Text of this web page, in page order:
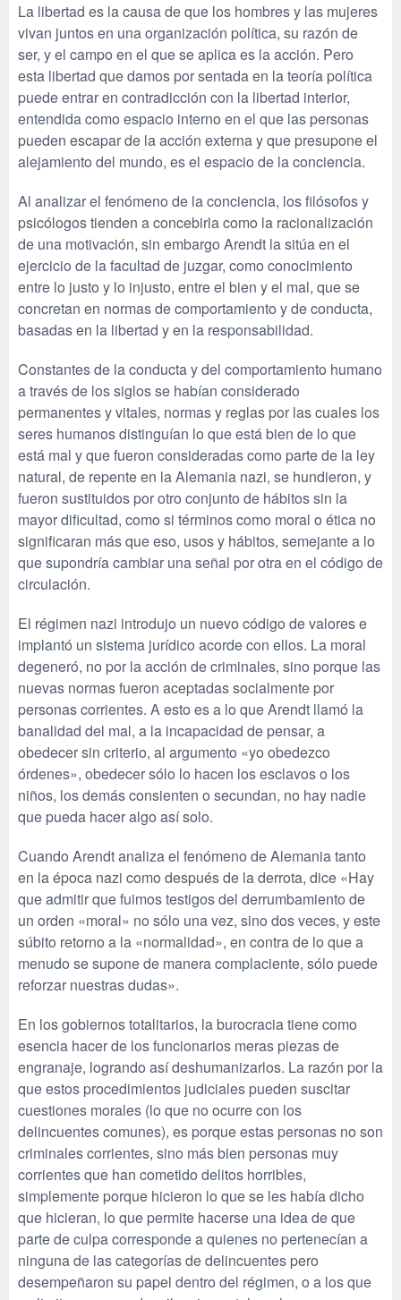
La libertad es la causa de que los hombres y las mujeres
vivan juntos en una organización política, su razón de
ser, y el campo en el que se aplica es la acción. Pero
esta libertad que damos por sentada en la teoría política
puede entrar en contradicción con la libertad interior,
entendida como espacio interno en el que las personas
pueden escapar de la acción externa y que presupone el
alejamiento del mundo, es el espacio de la conciencia.
Al analizar el fenómeno de la conciencia, los filósofos y
psicólogos tienden a concebirla como la racionalización
de una motivación, sin embargo Arendt la sitúa en el
ejercicio de la facultad de juzgar, como conocimiento
entre lo justo y lo injusto, entre el bien y el mal, que se
concretan en normas de comportamiento y de conducta,
basadas en la libertad y en la responsabilidad.
Constantes de la conducta y del comportamiento humano
a través de los siglos se habían considerado
permanentes y vitales, normas y reglas por las cuales los
seres humanos distinguían lo que está bien de lo que
está mal y que fueron consideradas como parte de la ley
natural, de repente en la Alemania nazi, se hundieron, y
fueron sustituidos por otro conjunto de hábitos sin la
mayor dificultad, como si términos como moral o ética no
significaran más que eso, usos y hábitos, semejante a lo
que supondría cambiar una señal por otra en el código de
circulación.
El régimen nazi introdujo un nuevo código de valores e
implantó un sistema jurídico acorde con ellos. La moral
degeneró, no por la acción de criminales, sino porque las
nuevas normas fueron aceptadas socialmente por
personas corrientes. A esto es a lo que Arendt llamó la
banalidad del mal, a la incapacidad de pensar, a
obedecer sin criterio, al argumento «yo obedezco
órdenes», obedecer sólo lo hacen los esclavos o los
niños, los demás consienten o secundan, no hay nadie
que pueda hacer algo así solo.
Cuando Arendt analiza el fenómeno de Alemania tanto
en la época nazi como después de la derrota, dice «Hay
que admitir que fuimos testigos del derrumbamiento de
un orden «moral» no sólo una vez, sino dos veces, y este
súbito retorno a la «normalidad», en contra de lo que a
menudo se supone de manera complaciente, sólo puede
reforzar nuestras dudas».
En los gobiernos totalitarios, la burocracia tiene como
esencia hacer de los funcionarios meras piezas de
engranaje, logrando así deshumanizarlos. La razón por la
que estos procedimientos judiciales pueden suscitar
cuestiones morales (lo que no ocurre con los
delincuentes comunes), es porque estas personas no son
criminales corrientes, sino más bien personas muy
corrientes que han cometido delitos horribles,
simplemente porque hicieron lo que se les había dicho
que hicieran, lo que permite hacerse una idea de que
parte de culpa corresponde a quienes no pertenecían a
ninguna de las categorías de delincuentes pero
desempeñaron su papel dentro del régimen, o a los que